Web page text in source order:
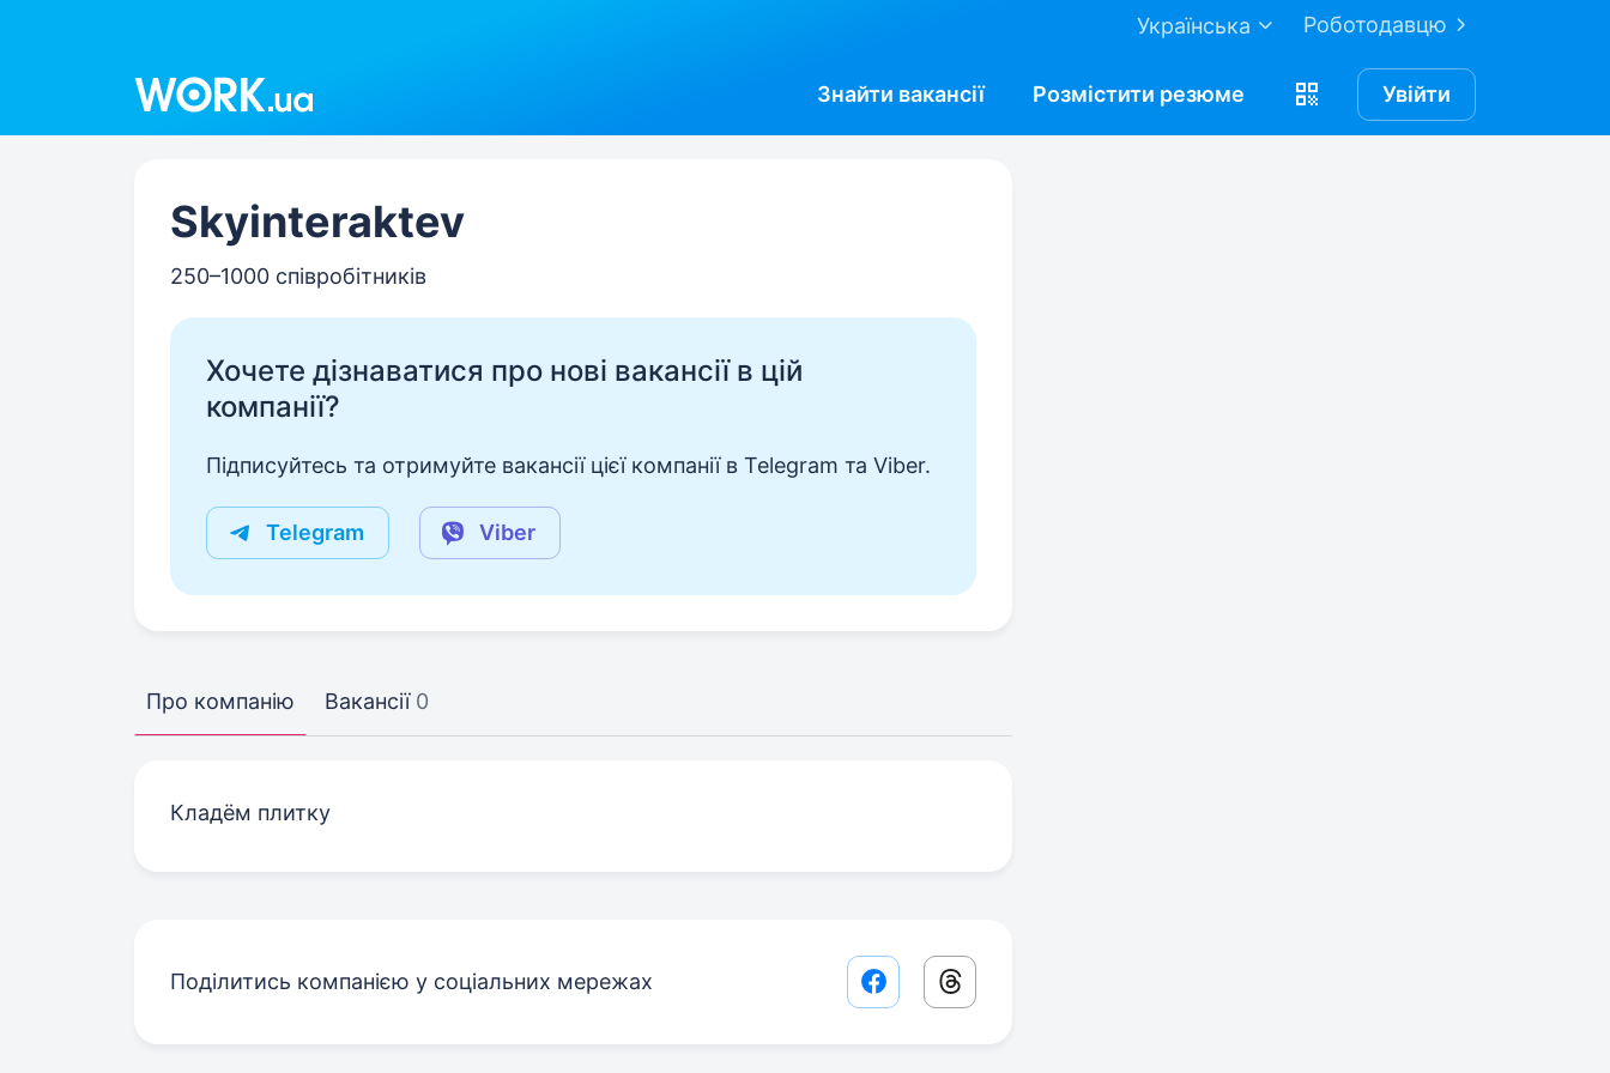
Роботодавцю
Українська
Знайти вакансії Розмістити резюме Увійти
Skyinteraktev
250–1000 співробітників
Хочете дізнаватися про нові вакансії в цій
компанії?
Підписуйтесь та отримуйте вакансії цієї компанії в Telegram та Viber.
Telegram Viber
Про компанію Вакансії 0
Кладём плитку
Поділитись компанією у соціальних мережах Facebook share link
Threads share link